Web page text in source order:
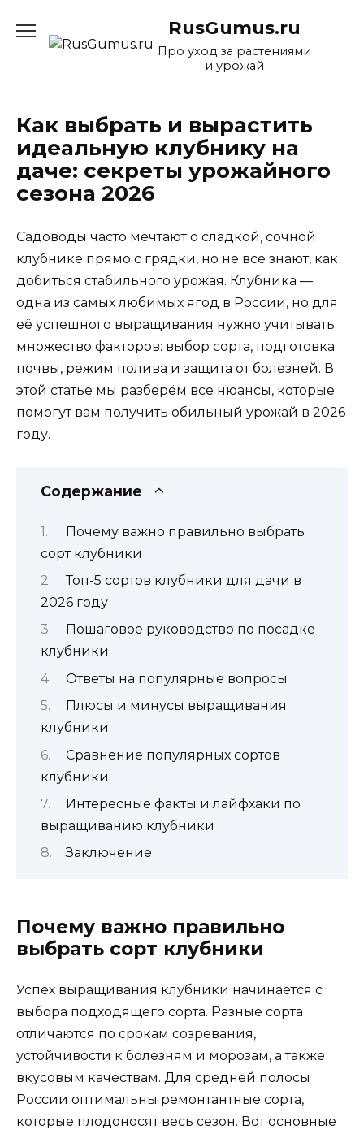
содержанию
RusGumus.ru
Про уход за растениями
и урожай
Как выбрать и вырастить
идеальную клубнику на
даче: секреты урожайного
сезона 2026
Садоводы часто мечтают о сладкой, сочной
клубнике прямо с грядки, но не все знают, как
добиться стабильного урожая. Клубника —
одна из самых любимых ягод в России, но для
её успешного выращивания нужно учитывать
множество факторов: выбор сорта, подготовка
почвы, режим полива и защита от болезней. В
этой статье мы разберём все нюансы, которые
помогут вам получить обильный урожай в 2026
году.
Содержание
Почему важно правильно выбрать
сорт клубники
Топ-5 сортов клубники для дачи в
2026 году
Пошаговое руководство по посадке
клубники
Ответы на популярные вопросы
Плюсы и минусы выращивания
клубники
Сравнение популярных сортов
клубники
Интересные факты и лайфхаки по
выращиванию клубники
Заключение
Почему важно правильно
выбрать сорт клубники
Успех выращивания клубники начинается с
выбора подходящего сорта. Разные сорта
отличаются по срокам созревания,
устойчивости к болезням и морозам, а также
вкусовым качествам. Для средней полосы
России оптимальны ремонтантные сорта,
которые плодоносят весь сезон. Вот основные